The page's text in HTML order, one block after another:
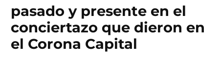
pasado y presente en el
conciertazo que dieron en
el Corona Capital